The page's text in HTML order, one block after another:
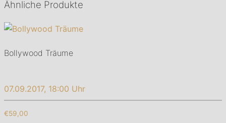
Ähnliche Produkte
Bollywood Träume
07.09.2017, 18:00 Uhr
€59,00